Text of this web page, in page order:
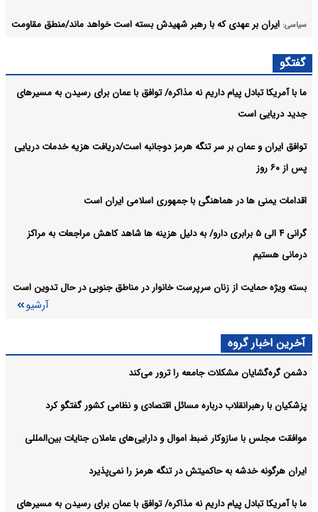
سیاسی: ایران بر عهدی که با رهبر شهیدش بسته است خواهد ماند/منطق مقاومت
سیاسی: هرگونه خباثت منافقین در نطفه خفه می‌شود
آرشیو
گفتگو
ما با آمریکا تبادل پیام داریم نه مذاکره/ توافق با عمان برای رسیدن به مسیرهای
جدید دریایی است
توافق ایران و عمان بر سر تنگه هرمز دوجانبه است/دریافت هزیه خدمات دریایی
پس از ۶۰ روز
اقدامات یمنی ها در هماهنگی با جمهوری اسلامی ایران است
گرانی ۴ الی ۵ برابری دارو/ به دلیل هزینه ها شاهد کاهش مراجعات به مراکز
درمانی هستیم
بسته ویژه حمایت از زنان سرپرست خانوار در مناطق جنوبی در حال تدوین است
آرشیو
آخرین اخبار گروه
دشمن گره‌گشایان مشکلات جامعه را ترور می‌کند
پزشکیان با رهبرانقلاب درباره مسائل اقتصادی و نظامی کشور گفتگو کرد
موافقت مجلس با سازوکار ضبط اموال و دارایی‌های عاملان جنایات بین‌المللی
ایران هرگونه خدشه به حاکمیتش در تنگه هرمز را نمی‌پذیرد
ما با آمریکا تبادل پیام داریم نه مذاکره/ توافق با عمان برای رسیدن به مسیرهای